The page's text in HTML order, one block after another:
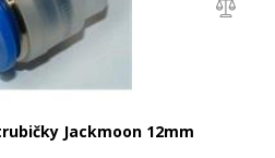
Jackmoon 12mm